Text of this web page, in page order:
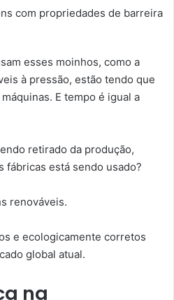
com propriedades de barreira
esses moinhos, como a
à pressão, estão tendo que
E tempo é igual a
retirado da produção,
fábricas está sendo usado?
renováveis.
e ecologicamente corretos
global atual.
na